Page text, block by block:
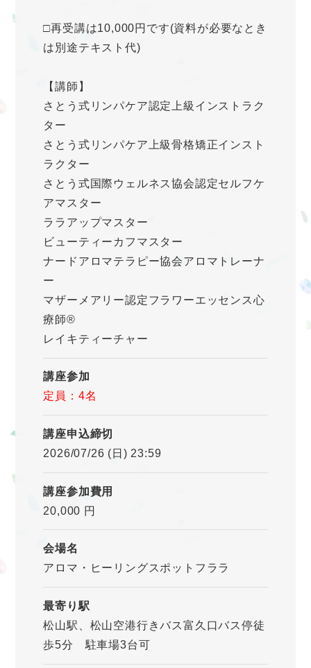
□再受講は10,000円です(資料が必要なとき
は別途テキスト代)
【講師】
さとう式リンパケア認定上級インストラク
ター
さとう式リンパケア上級骨格矯正インスト
ラクター
さとう式国際ウェルネス協会認定セルフケ
アマスター
ララアップマスター
ビューティーカフマスター
ナードアロマテラピー協会アロマトレーナ
ー
マザーメアリー認定フラワーエッセンス心
療師®
レイキティーチャー
講座参加
定員：4名
講座申込締切
2026/07/26 (日) 23:59
講座参加費用
20,000 円
会場名
アロマ・ヒーリングスポットフララ
最寄り駅
松山駅、松山空港行きバス富久口バス停徒
歩5分 駐車場3台可